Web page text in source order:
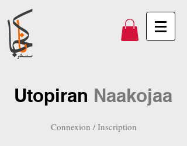
Utopiran Naakojaa
Connexion / Inscription